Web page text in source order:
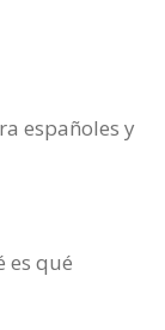
españoles y
es qué